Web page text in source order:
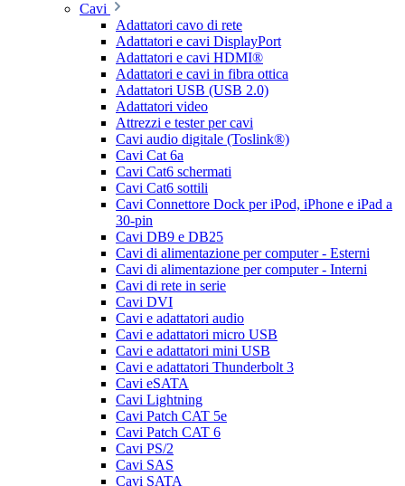
Cavi
Adattatori cavo di rete
Adattatori e cavi DisplayPort
Adattatori e cavi HDMI®
Adattatori e cavi in fibra ottica
Adattatori USB (USB 2.0)
Adattatori video
Attrezzi e tester per cavi
Cavi audio digitale (Toslink®)
Cavi Cat 6a
Cavi Cat6 schermati
Cavi Cat6 sottili
Cavi Connettore Dock per iPod, iPhone e iPad a
30-pin
Cavi DB9 e DB25
Cavi di alimentazione per computer - Esterni
Cavi di alimentazione per computer - Interni
Cavi di rete in serie
Cavi DVI
Cavi e adattatori audio
Cavi e adattatori micro USB
Cavi e adattatori mini USB
Cavi e adattatori Thunderbolt 3
Cavi eSATA
Cavi Lightning
Cavi Patch CAT 5e
Cavi Patch CAT 6
Cavi PS/2
Cavi SAS
Cavi SATA